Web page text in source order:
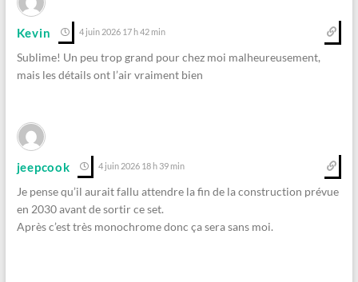
Kevin 4 juin 2026 17 h 42 min
Sublime! Un peu trop grand pour chez moi malheureusement,
mais les détails ont l’air vraiment bien
jeepcook 4 juin 2026 18 h 39 min
Je pense qu’il aurait fallu attendre la fin de la construction prévue
en 2030 avant de sortir ce set.
Après c’est très monochrome donc ça sera sans moi.